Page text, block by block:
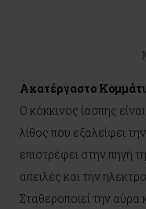
Ακατέργαστο
Ο κόκκινος ίασπης
λίθος που εξαλείφει
επιστρέφει στην πηγή
απειλές και την
Σταθεροποιεί την αύρα